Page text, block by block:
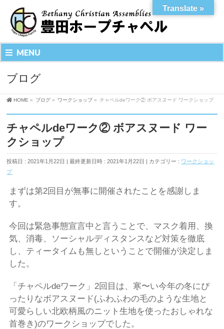
MENU
ブログ
HOME » ブログ » ワークショップ» チャペルdeワーク② ボアスヌード ワークショップ
チャペルdeワーク② ボアスヌード ワー
クショップ
投稿日 : 2021年1月22日 最終更新日時 : 2021年1月22日 カテゴリー : ワークショッ
プ
まずは第2回目が無事に開催されたことを感謝しま
す。
今回は緊急事態宣言中と言うことで、マスク着用、換
気、消毒、ソーシャルディスタンスなど対策を徹底
し、ティータイムも無しということで開催が決定しま
した。
「チャペルdeワーク」 2回目は、寒〜い今年の冬にぴ
ったりなボアスヌード(ふわふわの毛のような生地と
可愛らしい北欧柄風のニット生地を使ったおしゃれな
首巻き)のワークショップでした。
Translate »